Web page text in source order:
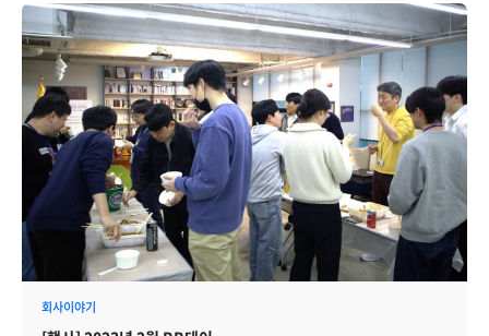
원한 분식과 맥주도 함께! 최근 브레인즈에 신규 입사자들이 많이
발생했는데요. 입사한 첫 달에는 동료들과 인사를 나누기 위해 대부분
BB데이에 참석하고 있고, 재참석률도 높은 편입니다. 같은 직급끼리,
또는 사수나 상사와 함께 참석해 즐거운 시간을 보내고 있습니다!
브레인저가 있는 곳에 빠질 수 없는 선근님 이날도 참석해서
브레인저들과 잠깐 술 한 잔하고, 불편해할까봐 금세 자리를
비우셨어요. 이번 BB데이에는 벚꽃 2행시를 짓는 이벤트를
준비했습니다. 이달에 입사한 개발4그룹의 채욱님이 상품을
받아갔어요. 그리고 행사 콘셉트에 맞춰 준비한 벚꽃잔을 가져 간
브레인저도 있었습니다. 그리고 이날은 특별히, 사내 보드게임 동호회
'하드보드지' 멤버들이 BB데이에 단체로 참석했다가, 행사가 끝난 후
모여서 보드게임을 즐기다 돌아갔습니다. 역대 많은 인원들이 모여,
평소 잘 몰랐던 브레인저들 간 서로 인사를 나누기도 하고 서로 어떤
일을 하는지에 대해서도 이야기 나누며 알찬 시간을 보냈습니다! 다음
달이면, BB데이가 1주년을 맞이합니다. 4월 BB데이도 기대해주세요.
회사이야기